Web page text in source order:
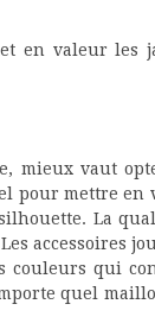
en valeur les
mieux vaut
pour mettre en
La
accessoires
couleurs qui
quel